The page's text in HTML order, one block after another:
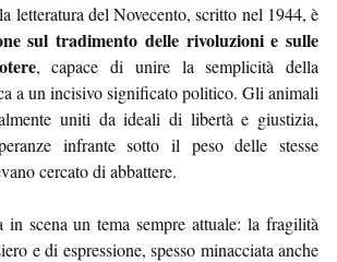
letteratura del Novecento, scritto nel 1944, è
sul tradimento delle rivoluzioni e sulle
, capace di unire la semplicità della
a un incisivo significato politico. Gli animali
uniti da ideali di libertà e giustizia,
infrante sotto il peso delle stesse
cercato di abbattere.
in scena un tema sempre attuale: la fragilità
e di espressione, spesso minacciata anche